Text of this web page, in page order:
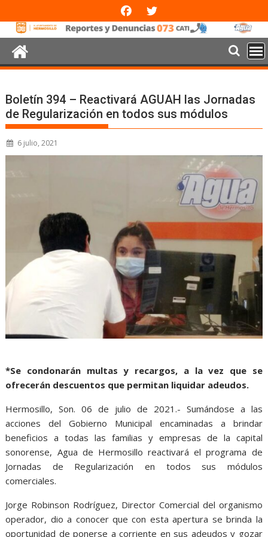
Boletín 394 – Reactivará AGUAH las Jornadas
de Regularización en todos sus módulos
6 julio, 2021
*Se condonarán multas y recargos, a la vez que se
ofrecerán descuentos que permitan liquidar adeudos.
Hermosillo, Son. 06 de julio de 2021.- Sumándose a las
acciones del Gobierno Municipal encaminadas a brindar
beneficios a todas las familias y empresas de la capital
sonorense, Agua de Hermosillo reactivará el programa de
Jornadas de Regularización en todos sus módulos
comerciales.
Jorge Robinson Rodríguez, Director Comercial del organismo
operador, dio a conocer que con esta apertura se brinda la
oportunidad de ponerse a corriente en sus adeudos y gozar